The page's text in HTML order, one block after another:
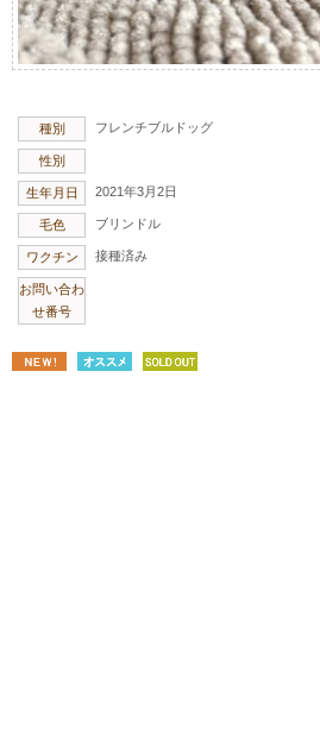
種別 フレンチブルドッグ
性別
生年月日 2021年3月2日
毛色 ブリンドル
ワクチン 接種済み
お問い合わ
せ番号